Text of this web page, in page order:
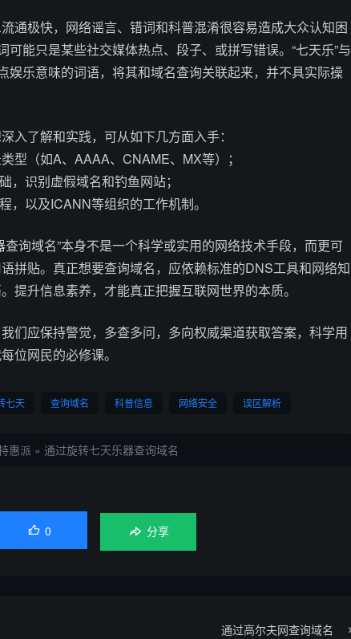
通极快，网络谣言、错词和科普混淆很容易造成大众认知困
可能只是某些社交媒体热点、段子、或拼写错误。“七天乐”与
娱乐意味的词语，将其和域名查询关联起来，并不具实际操
入了解和实践，可从如下几方面入手：
型（如A、AAAA、CNAME、MX等）；
，识别虚假域名和钓鱼网站；
，以及ICANN等组织的工作机制。
询域名”本身不是一个科学或实用的网络技术手段，而更可
拼贴。真正想要查询域名，应依赖标准的DNS工具和网络知
提升信息素养，才能真正把握互联网世界的本质。
们应保持警觉，多查多问，多向权威渠道获取答案，科学用
位网民的必修课。
七天 查询域名 科普信息 网络安全 误区解析
惠派 » 通过旋转七天乐器查询域名
 0 分享
通过高尔夫网查询域名